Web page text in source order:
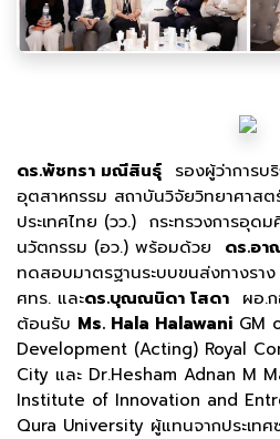
ดร.พัชทรา มณีสินธุ์ รองผู้ว่าการบ
อุตสาหกรรม สถาบันวิจัยวิทยาศาสต
ประเทศไทย (วว.) กระทรวงการอุด
นวัตกรรม (อว.) พร้อมด้วย ดร.อา
ทดสอบมาตรฐานระบบขนส่งทางรา
ศทร. และดร.บุณณนิดา โสดา ผอ.
ต้อนรับ Ms. Hala Halawani GM
Development (Acting) Royal
City และ Dr.Hesham Adnan M
Institute of Innovation and
Qura University ผู้แทนจากประเทศ